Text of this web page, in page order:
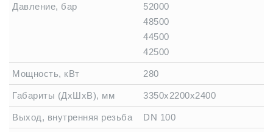
Давление, бар
52000
48500
44500
42500
Мощность, кВт 280
Габариты (ДхШхВ), мм 3350x2200х2400
Выход, внутренняя резьба DN 100